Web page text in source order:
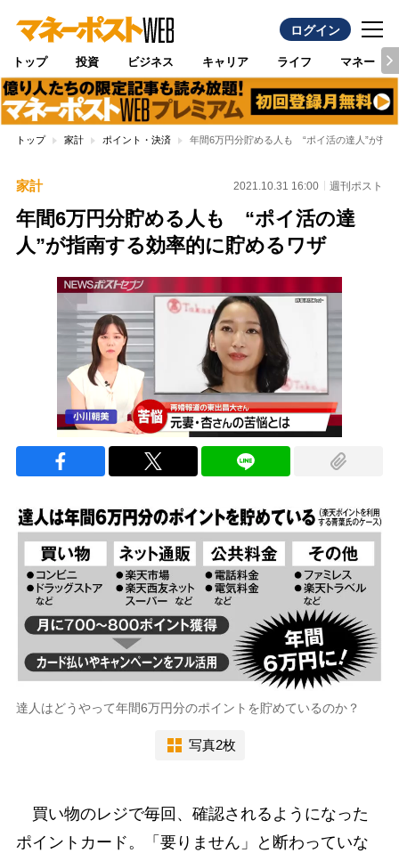
ログイン
トップ 投資 ビジネス キャリア ライフ マネー
トップ 家計 ポイント・決済 年間6万円分貯める人も “ポイ活の達人”が指
家計 2021.10.31 16:00 週刊ポスト
年間6万円分貯める人も “ポイ活の達
人”が指南する効率的に貯めるワザ
達人はどうやって年間6万円分のポイントを貯めているのか？
写真2枚
買い物のレジで毎回、確認されるようになった
ポイントカード。「要りません」と断わっていな